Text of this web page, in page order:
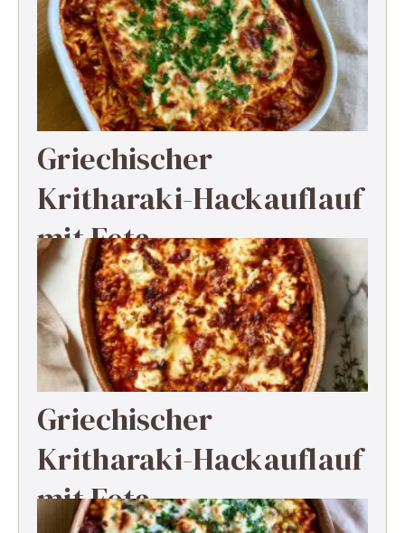
Griechischer
Kritharaki-Hackauflauf
mit Feta
Griechischer
Kritharaki-Hackauflauf
mit Feta